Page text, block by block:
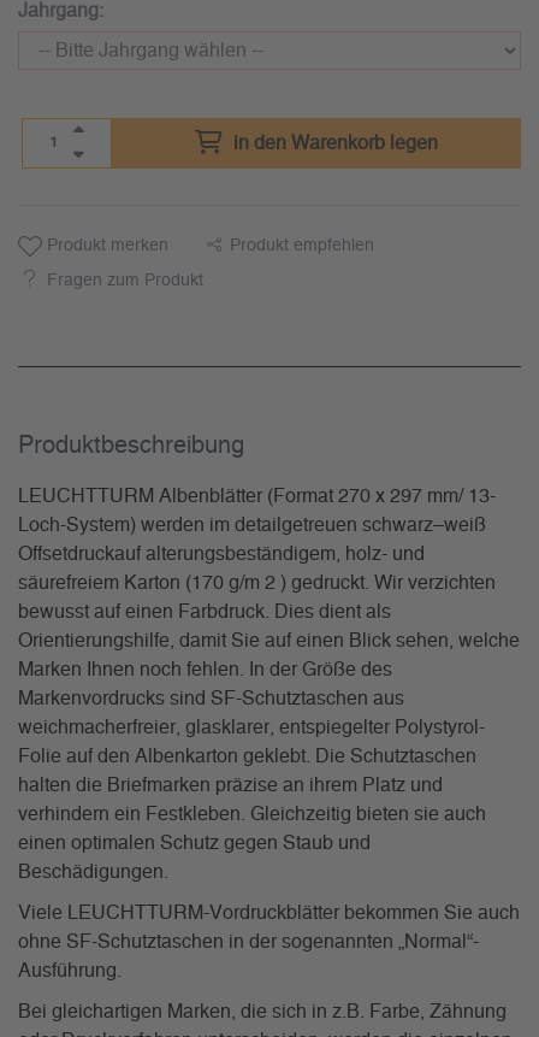
Jahrgang:
in den Warenkorb legen
Produkt merken Produkt empfehlen
Fragen zum Produkt
Produkt­beschreibung
LEUCHTTURM Albenblätter (Format 270 x 297 mm/ 13-
Loch-System) werden im detailgetreuen schwarz–weiß
Offsetdruckauf alterungsbeständigem, holz- und
säurefreiem Karton (170 g/m 2 ) gedruckt. Wir verzichten
bewusst auf einen Farbdruck. Dies dient als
Orientierungshilfe, damit Sie auf einen Blick sehen, welche
Marken Ihnen noch fehlen. In der Größe des
Markenvordrucks sind SF-Schutztaschen aus
weichmacherfreier, glasklarer, entspiegelter Polystyrol-
Folie auf den Albenkarton geklebt. Die Schutztaschen
halten die Briefmarken präzise an ihrem Platz und
verhindern ein Festkleben. Gleichzeitig bieten sie auch
einen optimalen Schutz gegen Staub und
Beschädigungen.
Viele LEUCHTTURM-Vordruckblätter bekommen Sie auch
ohne SF-Schutztaschen in der sogenannten „Normal“-
Ausführung.
Bei gleichartigen Marken, die sich in z.B. Farbe, Zähnung